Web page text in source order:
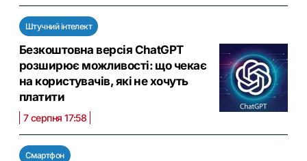
Штучний інтелект
Безкоштовна версія ChatGPT
розширює можливості: що чекає
на користувачів, які не хочуть
платити
7 серпня 17:58
Смартфон